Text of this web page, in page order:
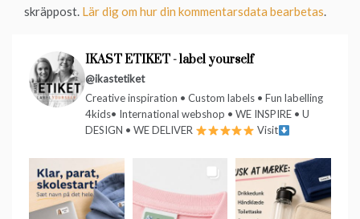
skräppost. Lär dig om hur din kommentarsdata bearbetas.
IKAST ETIKET - label yourself
@ikastetiket
Creative inspiration • Custom labels • Fun labelling
4kids• International webshop • WE INSPIRE • U
DESIGN • WE DELIVER
Visit